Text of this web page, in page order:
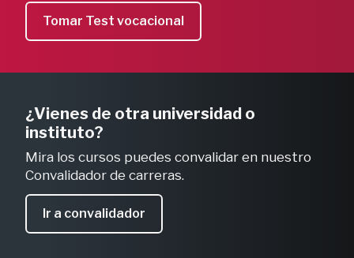
Tomar Test vocacional
¿Vienes de otra universidad o
instituto?
Mira los cursos puedes convalidar en nuestro
Convalidador de carreras.
Ir a convalidador